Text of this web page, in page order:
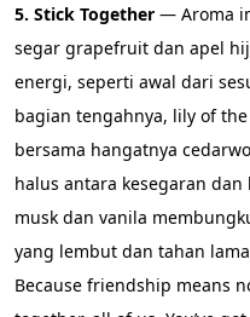
5. Stick Together — Aroma
segar grapefruit dan apel
energi, seperti awal dari
bagian tengahnya, lily of
bersama hangatnya
halus antara kesegaran dan
musk dan vanila
yang lembut dan tahan
Because friendship means